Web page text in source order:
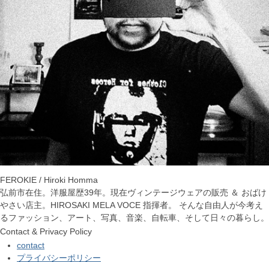
FEROKIE / Hiroki Homma
弘前市在住。洋服屋歴39年。現在ヴィンテージウェアの販売 ＆ おばけ
やさい店主。HIROSAKI MELA VOCE 指揮者。 そんな自由人が今考え
るファッション、アート、写真、音楽、自転車、そして日々の暮らし。
Contact & Privacy Policy
contact
プライバシーポリシー